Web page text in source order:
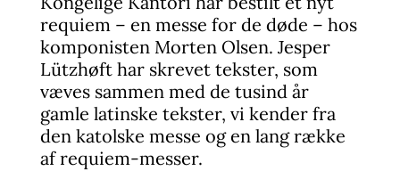
requiem – en messe for de døde – hos
komponisten Morten Olsen. Jesper
Lützhøft har skrevet tekster, som
væves sammen med de tusind år
gamle latinske tekster, vi kender fra
den katolske messe og en lang række
af requiem-messer.